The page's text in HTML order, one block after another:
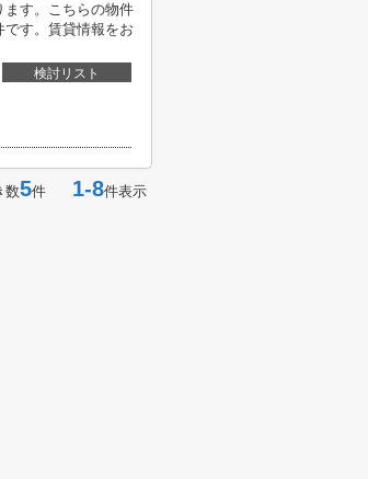
ます。こちらの物件
す。賃貸情報をお
検討リスト
数5件 1-8件表示